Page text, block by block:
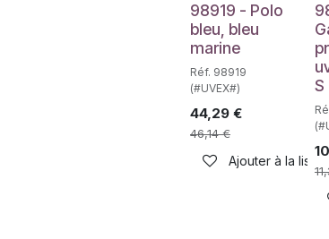
98919 - Polo
bleu, bleu
marine
Réf. 98919
(#UVEX#)
44,29 €
46,14€
Ajouter à la liste
S